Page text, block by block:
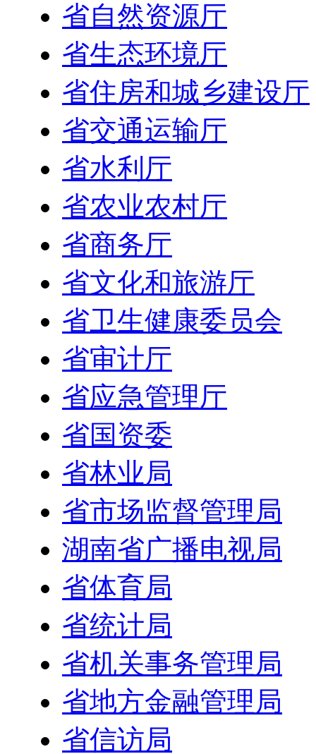
省自然资源厅
省生态环境厅
省住房和城乡建设厅
省交通运输厅
省水利厅
省农业农村厅
省商务厅
省文化和旅游厅
省卫生健康委员会
省审计厅
省应急管理厅
省国资委
省林业局
省市场监督管理局
湖南省广播电视局
省体育局
省统计局
省机关事务管理局
省地方金融管理局
省信访局